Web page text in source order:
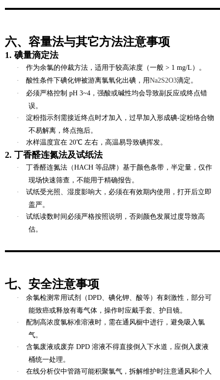
六、容量法与其它方法注意事项
1. 碘量滴定法
·
作为余氯的仲裁方法，适用于较高浓度（一般 > 1 mg/L）。
·
酸性条件下碘化钾被游离氯氧化出碘，用Na2S2O3滴定。
·
必须严格控制 pH 3~4 ，强酸或碱性均会导致副反应或终点错
误。
·
淀粉指示剂需接近终点时才加入，过早加入形成碘-淀粉络合物
不易解离，终点拖后。
·
水样温度宜在 20℃ 左右，高温易导致碘挥发。
2. 丁香醛连氮法及试纸法
·
丁香醛连氮法（HACH 等品牌）基于颜色条带，半定量，仅作
现场快速筛查，不能用于精确报告。
·
试纸受光照、湿度影响大，必须在有效期内使用，打开后立即
盖严。
·
试纸读数时间必须严格按照说明，否则颜色发展过度导致高
估。
七、安全注意事项
·
余氯检测常用试剂（DPD、碘化钾、酸等）有刺激性，部分可
能致癌或释放有毒气体，操作时应戴手套、护目镜。
·
配制高浓度氯标准溶液时，需在通风橱中进行，避免吸入氯
气。
·
含氯废液或废弃 DPD 溶液不得直接倒入下水道，应倒入废液
桶统一处理。
·
在线分析仪中管路可能积聚氯气，拆解维护时注意通风和个人